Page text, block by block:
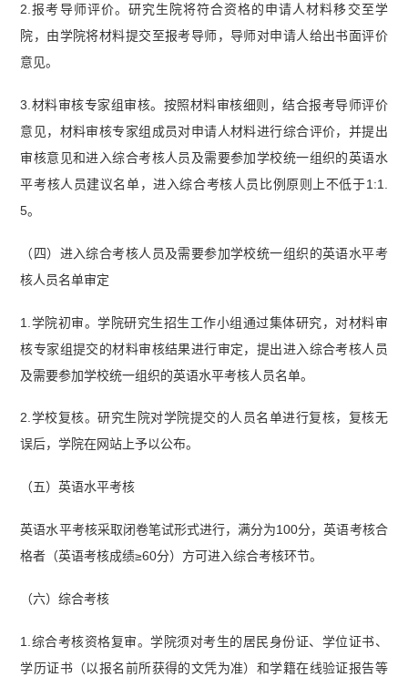
2.报考导师评价。研究生院将符合资格的申请人材料移交至学
院，由学院将材料提交至报考导师，导师对申请人给出书面评价
意见。
3.材料审核专家组审核。按照材料审核细则，结合报考导师评价
意见，材料审核专家组成员对申请人材料进行综合评价，并提出
审核意见和进入综合考核人员及需要参加学校统一组织的英语水
平考核人员建议名单，进入综合考核人员比例原则上不低于1:1.
5。
（四）进入综合考核人员及需要参加学校统一组织的英语水平考
核人员名单审定
1.学院初审。学院研究生招生工作小组通过集体研究，对材料审
核专家组提交的材料审核结果进行审定，提出进入综合考核人员
及需要参加学校统一组织的英语水平考核人员名单。
2.学校复核。研究生院对学院提交的人员名单进行复核，复核无
误后，学院在网站上予以公布。
（五）英语水平考核
英语水平考核采取闭卷笔试形式进行，满分为100分，英语考核合
格者（英语考核成绩≥60分）方可进入综合考核环节。
（六）综合考核
1.综合考核资格复审。学院须对考生的居民身份证、学位证书、
学历证书（以报名前所获得的文凭为准）和学籍在线验证报告等